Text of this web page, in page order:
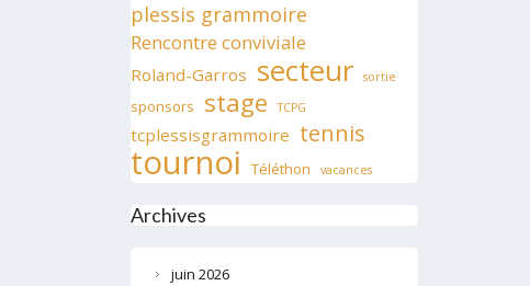
plessis grammoire
Rencontre conviviale
Roland-Garros secteur sortie
sponsors stage TCPG
tcplessisgrammoire tennis
tournoi Téléthon vacances
Archives
juin 2026